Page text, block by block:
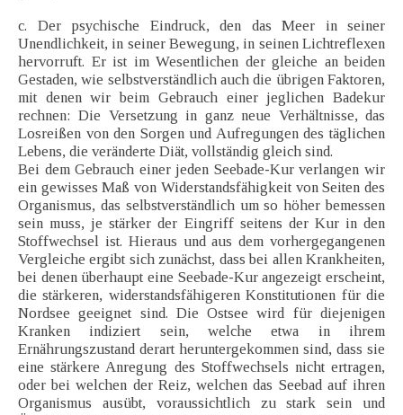
c. Der psychische Eindruck, den das Meer in seiner
Unendlichkeit, in seiner Bewegung, in seinen Lichtreflexen
hervorruft. Er ist im Wesentlichen der gleiche an beiden
Gestaden, wie selbstverständlich auch die übrigen Faktoren,
mit denen wir beim Gebrauch einer jeglichen Badekur
rechnen: Die Versetzung in ganz neue Verhältnisse, das
Losreißen von den Sorgen und Aufregungen des täglichen
Lebens, die veränderte Diät, vollständig gleich sind.
Bei dem Gebrauch einer jeden Seebade-Kur verlangen wir
ein gewisses Maß von Widerstandsfähigkeit von Seiten des
Organismus, das selbstverständlich um so höher bemessen
sein muss, je stärker der Eingriff seitens der Kur in den
Stoffwechsel ist. Hieraus und aus dem vorhergegangenen
Vergleiche ergibt sich zunächst, dass bei allen Krankheiten,
bei denen überhaupt eine Seebade-Kur angezeigt erscheint,
die stärkeren, widerstandsfähigeren Konstitutionen für die
Nordsee geeignet sind. Die Ostsee wird für diejenigen
Kranken indiziert sein, welche etwa in ihrem
Ernährungszustand derart heruntergekommen sind, dass sie
eine stärkere Anregung des Stoffwechsels nicht ertragen,
oder bei welchen der Reiz, welchen das Seebad auf ihren
Organismus ausübt, voraussichtlich zu stark sein und